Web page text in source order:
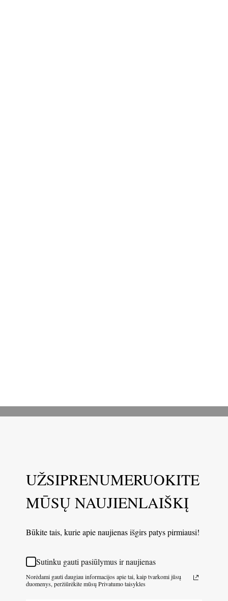
UŽSIPRENUMERUOKITE
MŪSŲ NAUJIENLAIŠKĮ
Būkite tais, kurie apie naujienas išgirs patys pirmiausi!
Sutinku gauti pasiūlymus ir naujienas
Norėdami gauti daugiau informacijos apie tai, kaip tvarkomi jūsų
duomenys, peržiūrėkite mūsų Privatumo taisykles